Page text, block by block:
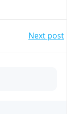
Next post